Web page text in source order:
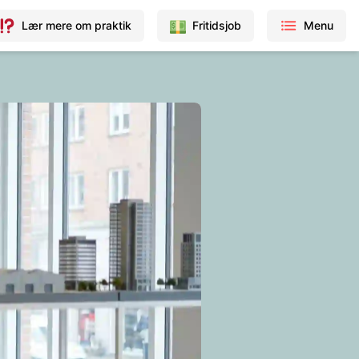
Lær mere om praktik Fritidsjob Menu